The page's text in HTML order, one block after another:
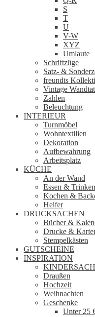
S
T
U
V-W
XYZ
Umlaute
Schriftzüge
Satz- &
freundts
Vintage
Zahlen
Beleuchtung
INTERIEUR
Turnmöbel
Wohntextilien
Dekoration
Aufbewahrung
Arbeitsplatz
KÜCHE
An der Wand
Essen & Trinken
Kochen &
Helfer
DRUCKSACHEN
Bücher &
Drucke &
Stempelkästen
GUTSCHEINE
INSPIRATION
Draußen
Hochzeit
Weihnachten
Geschenke
Unter 25